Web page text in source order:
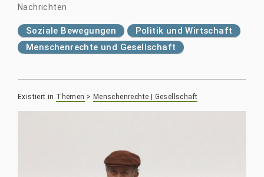
Nachrichten
Soziale Bewegungen
Politik und Wirtschaft
Menschenrechte und Gesellschaft
Existiert in Themen > Menschenrechte | Gesellschaft